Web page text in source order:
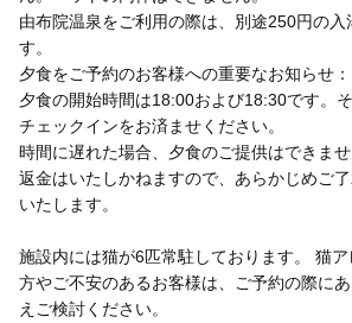
由布院温泉をご利用の際は、別途250円の入
す。
夕食をご予約のお客様への重要なお知らせ：
夕食の開始時間は18:00および18:30です。
チェックインをお済ませください。
時間に遅れた場合、夕食のご提供はできませ
返金はいたしかねますので、あらかじめご
いたします。
施設内には猫が6匹常駐しております。 猫
方やご不安のあるお客様は、ご予約の際に
えご検討ください。